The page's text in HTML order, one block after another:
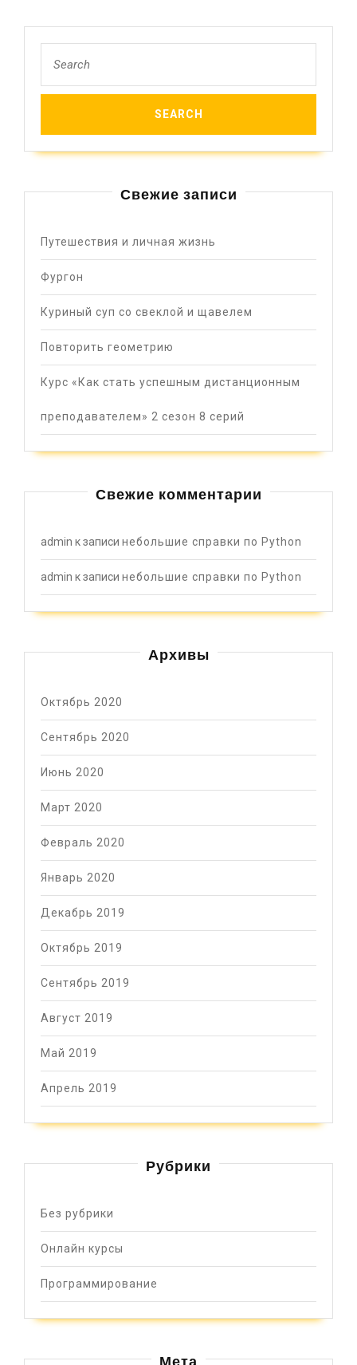
Свежие записи
Путешествия и личная жизнь
Фургон
Куриный суп со свеклой и щавелем
Повторить геометрию
Курс «Как стать успешным дистанционным
преподавателем» 2 сезон 8 серий
Свежие комментарии
admin к записи небольшие справки по Python
admin к записи небольшие справки по Python
Архивы
Октябрь 2020
Сентябрь 2020
Июнь 2020
Март 2020
Февраль 2020
Январь 2020
Декабрь 2019
Октябрь 2019
Сентябрь 2019
Август 2019
Май 2019
Апрель 2019
Рубрики
Без рубрики
Онлайн курсы
Программирование